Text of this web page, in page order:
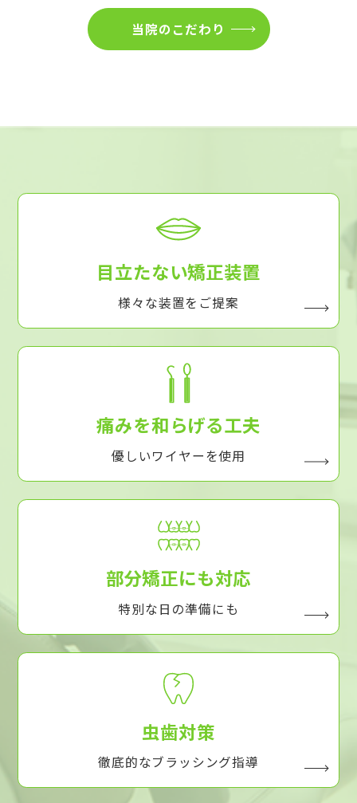
当院のこだわり
目立たない矯正装置
様々な装置をご提案
痛みを和らげる工夫
優しいワイヤーを使用
部分矯正にも対応
特別な日の準備にも
虫歯対策
徹底的なブラッシング指導